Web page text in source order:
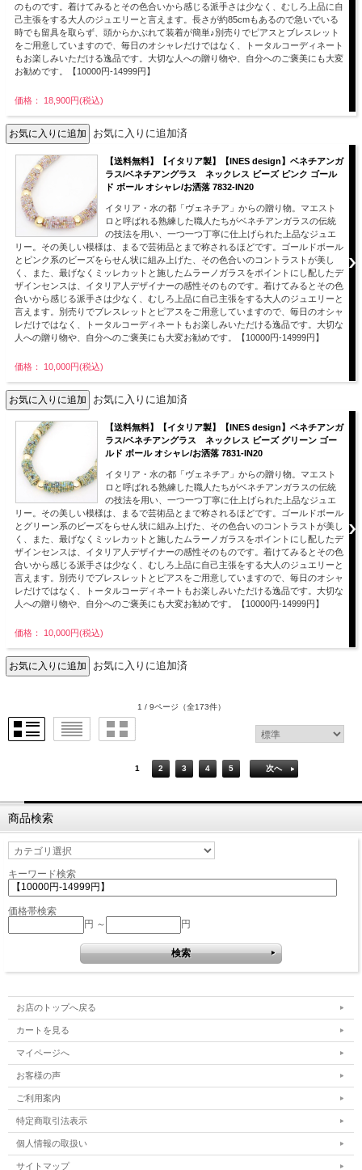
のものです。着けてみるとその色合いから感じる派手さは少なく、むしろ上品に自
己主張をする大人のジュエリーと言えます。長さが約85cmもあるので急いでいる
時でも留具を取らず、頭からかぶれて装着が簡単♪別売りでピアスとブレスレット
をご用意していますので、毎日のオシャレだけではなく、トータルコーディネート
もお楽しみいただける逸品です。大切な人への贈り物や、自分へのご褒美にも大変
お勧めです。【10000円-14999円】
価格： 18,900円(税込)
お気に入りに追加済
【送料無料】【イタリア製】【INES design】ベネチアンガ
ラス/ベネチアングラス ネックレス ビーズ ピンク ゴール
ド ボール オシャレ/お洒落 7832-IN20
イタリア・水の都「ヴェネチア」からの贈り物。マエスト
ロと呼ばれる熟練した職人たちがベネチアンガラスの伝統
の技法を用い、一つ一つ丁寧に仕上げられた上品なジュエ
リー。その美しい模様は、まるで芸術品とまで称されるほどです。ゴールドボール
とピンク系のビーズをらせん状に組み上げた、その色合いのコントラストが美し
く、また、最げなくミッレカットと施したムラーノガラスをポイントにし配したデ
ザインセンスは、イタリア人デザイナーの感性そのものです。着けてみるとその色
合いから感じる派手さは少なく、むしろ上品に自己主張をする大人のジュエリーと
言えます。別売りでブレスレットとピアスをご用意していますので、毎日のオシャ
レだけではなく、トータルコーディネートもお楽しみいただける逸品です。大切な
人への贈り物や、自分へのご褒美にも大変お勧めです。【10000円-14999円】
価格： 10,000円(税込)
お気に入りに追加済
【送料無料】【イタリア製】【INES design】ベネチアンガ
ラス/ベネチアングラス ネックレス ビーズ グリーン ゴー
ルド ボール オシャレ/お洒落 7831-IN20
イタリア・水の都「ヴェネチア」からの贈り物。マエスト
ロと呼ばれる熟練した職人たちがベネチアンガラスの伝統
の技法を用い、一つ一つ丁寧に仕上げられた上品なジュエ
リー。その美しい模様は、まるで芸術品とまで称されるほどです。ゴールドボール
とグリーン系のビーズをらせん状に組み上げた、その色合いのコントラストが美し
く、また、最げなくミッレカットと施したムラーノガラスをポイントにし配したデ
ザインセンスは、イタリア人デザイナーの感性そのものです。着けてみるとその色
合いから感じる派手さは少なく、むしろ上品に自己主張をする大人のジュエリーと
言えます。別売りでブレスレットとピアスをご用意していますので、毎日のオシャ
レだけではなく、トータルコーディネートもお楽しみいただける逸品です。大切な
人への贈り物や、自分へのご褒美にも大変お勧めです。【10000円-14999円】
価格： 10,000円(税込)
お気に入りに追加済
1 / 9ページ （全173件）
1 2 3 4 5 次へ
商品検索
キーワード検索
価格帯検索
円 ～
円
お店のトップへ戻る
カートを見る
マイページへ
お客様の声
ご利用案内
特定商取引法表示
個人情報の取扱い
サイトマップ